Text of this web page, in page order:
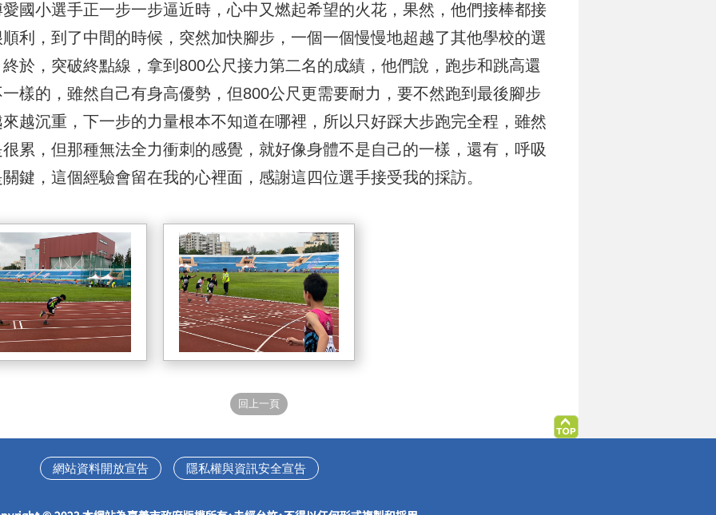
國小選手正一步一步逼近時，心中又燃起希望的火花，果然，他們接棒都接
利，到了中間的時候，突然加快腳步，一個一個慢慢地超越了其他學校的選
於，突破終點線，拿到800公尺接力第二名的成績，他們說，跑步和跳高還
樣的，雖然自己有身高優勢，但800公尺更需要耐力，要不然跑到最後腳步
越沉重，下一步的力量根本不知道在哪裡，所以只好踩大步跑完全程，雖然
累，但那種無法全力衝刺的感覺，就好像身體不是自己的一樣，還有，呼吸
鍵，這個經驗會留在我的心裡面，感謝這四位選手接受我的採訪。
網站資料開放宣告 隱私權與資訊安全宣告